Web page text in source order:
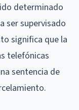
determinado
ser supervisado
significa que la
telefónicas
sentencia de